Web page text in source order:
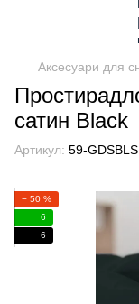
Аксесуари для
сатин Black
Артикул: 59-
− 50 %
6
6